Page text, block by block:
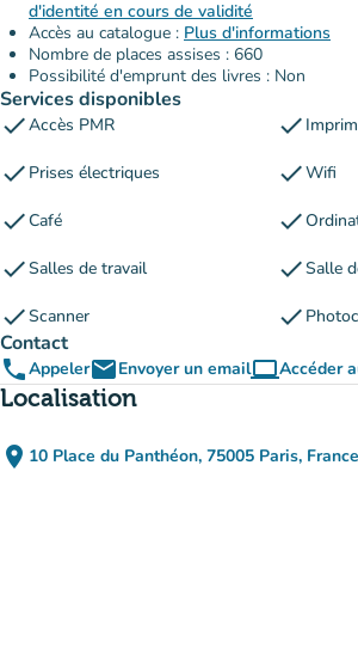
d'identité en cours de validité
Accès au catalogue : Plus d'informations
Nombre de places assises : 660
Possibilité d'emprunt des livres : Non
Services disponibles
checkAccès PMR check
check Prises électriques checkWifi
checkCafé check
checkSalles de travail checkSalle
checkScanner check
Contact
phoneAppeleremailEnvoyer un emailcomputerAccéder
Localisation
place 10 Place du Panthéon, 75005 Paris, France
(ouvrir dans Google
(nouvel onglet)